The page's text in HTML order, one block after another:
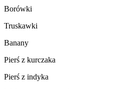
Borówki
Truskawki
Banany
Pierś z kurczaka
Pierś z indyka